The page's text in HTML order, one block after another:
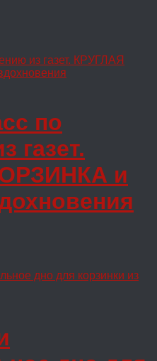
по
газет.
и